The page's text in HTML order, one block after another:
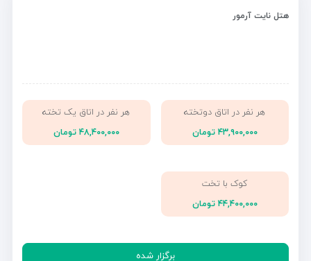
هتل نایت آرمور
هر نفر در اتاق دوتخته
۴۳,۹۰۰,۰۰۰ تومان
هر نفر در اتاق یک تخته
۴۸,۴۰۰,۰۰۰ تومان
کوک با تخت
۴۴,۴۰۰,۰۰۰ تومان
برگزار شده